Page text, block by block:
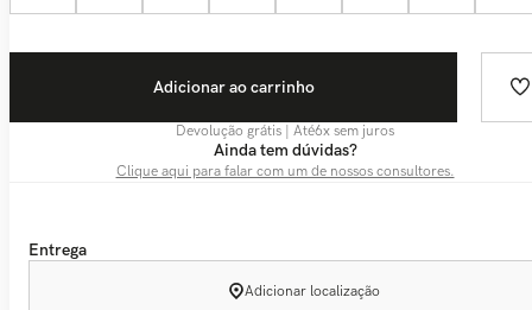
Adicionar ao carrinho
Devolução grátis | Até6x sem juros
Ainda tem dúvidas?
Clique aqui para falar com um de nossos consultores.
Entrega
Adicionar localização